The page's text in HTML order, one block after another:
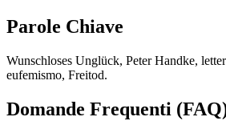
Parole Chiave
Wunschloses Unglück, Peter Handke,
eufemismo, Freitod.
Domande Frequenti